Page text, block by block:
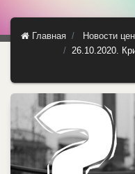
Главная
Новости
26.10.2020.